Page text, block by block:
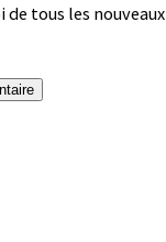
de tous les